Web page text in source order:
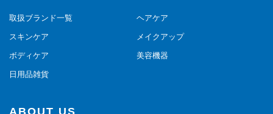
取扱ブランド一覧 ヘアケア
スキンケア メイクアップ
ボディケア 美容機器
日用品雑貨
ABOUT US